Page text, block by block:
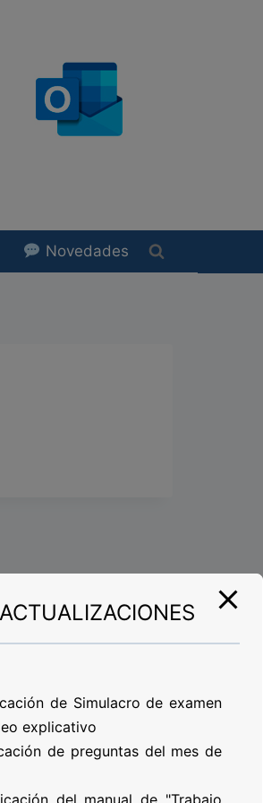
Novedades
de Simulacro de examen
explicativo
de preguntas del mes de
del manual de "Trabajo